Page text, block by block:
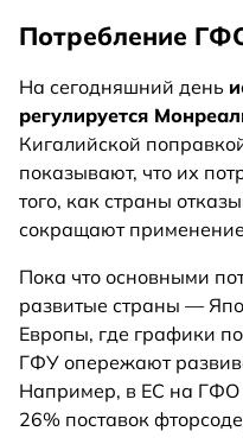
Потребление
На сегодняшний день
регулируется
Кигалийской
показывают, что их
того, как страны
сокращают
Пока что основными
развитые страны —
Европы, где графики
ГФУ опережают
Например, в ЕС на ГФО
26% поставок